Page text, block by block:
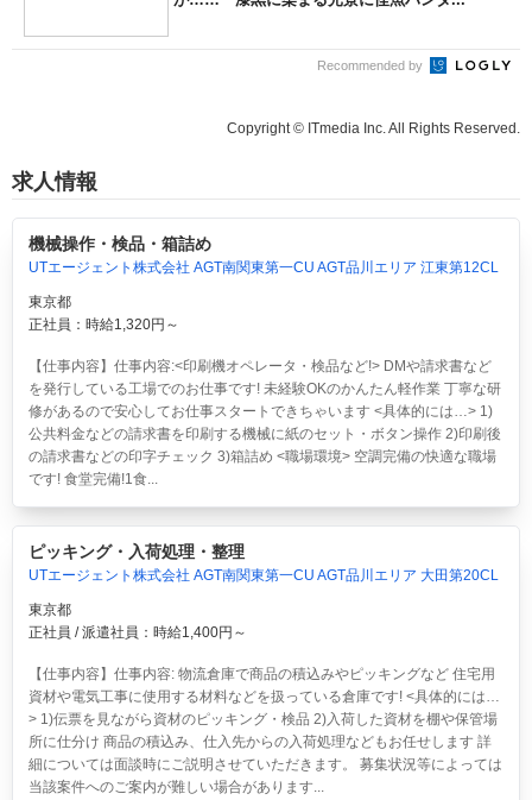
Recommended by
Copyright © ITmedia Inc. All Rights Reserved.
求人情報
機械操作・検品・箱詰め
UTエージェント株式会社 AGT南関東第一CU AGT品川エリア 江東第12CL
東京都
正社員：時給1,320円～
【仕事内容】仕事内容:<印刷機オペレータ・検品など!> DMや請求書など
を発行している工場でのお仕事です! 未経験OKのかんたん軽作業 丁寧な研
修があるので安心してお仕事スタートできちゃいます <具体的には…> 1)
公共料金などの請求書を印刷する機械に紙のセット・ボタン操作 2)印刷後
の請求書などの印字チェック 3)箱詰め <職場環境> 空調完備の快適な職場
です! 食堂完備!1食...
ピッキング・入荷処理・整理
UTエージェント株式会社 AGT南関東第一CU AGT品川エリア 大田第20CL
東京都
正社員 / 派遣社員：時給1,400円～
【仕事内容】仕事内容: 物流倉庫で商品の積込みやピッキングなど 住宅用
資材や電気工事に使用する材料などを扱っている倉庫です! <具体的には…
> 1)伝票を見ながら資材のピッキング・検品 2)入荷した資材を棚や保管場
所に仕分け 商品の積込み、仕入先からの入荷処理などもお任せします 詳
細については面談時にご説明させていただきます。 募集状況等によっては
当該案件へのご案内が難しい場合があります...